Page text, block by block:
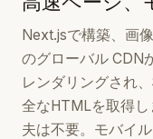
Next.jsで構築、画
のグローバル CDN
レンダリングされ
全なHTMLを取得
夫は不要。モバイ